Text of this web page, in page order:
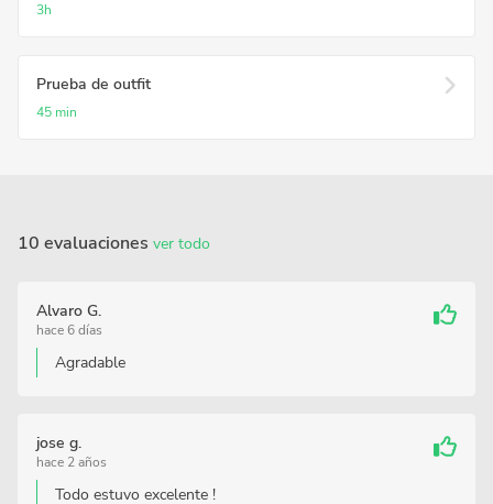
3h
Prueba de outfit
45 min
10 evaluaciones ver todo
Alvaro G.
hace 6 días
Agradable
jose g.
hace 2 años
Todo estuvo excelente !